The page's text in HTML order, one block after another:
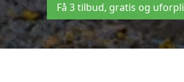
Få 3 tilbud, gratis og